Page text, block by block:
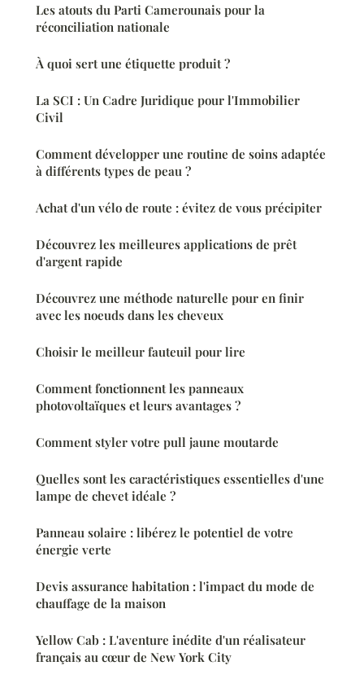
Les atouts du Parti Camerounais pour la
réconciliation nationale
À quoi sert une étiquette produit ?
La SCI : Un Cadre Juridique pour l'Immobilier
Civil
Comment développer une routine de soins adaptée
à différents types de peau ?
Achat d'un vélo de route : évitez de vous précipiter
Découvrez les meilleures applications de prêt
d'argent rapide
Découvrez une méthode naturelle pour en finir
avec les noeuds dans les cheveux
Choisir le meilleur fauteuil pour lire
Comment fonctionnent les panneaux
photovoltaïques et leurs avantages ?
Comment styler votre pull jaune moutarde
Quelles sont les caractéristiques essentielles d'une
lampe de chevet idéale ?
Panneau solaire : libérez le potentiel de votre
énergie verte
Devis assurance habitation : l'impact du mode de
chauffage de la maison
Yellow Cab : L'aventure inédite d'un réalisateur
français au cœur de New York City